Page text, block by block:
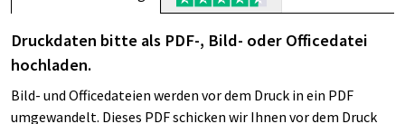
Druckdaten bitte als PDF-, Bild- oder Officedatei
hochladen.
Bild- und Officedateien werden vor dem Druck in ein PDF
umgewandelt. Dieses PDF schicken wir Ihnen vor dem Druck